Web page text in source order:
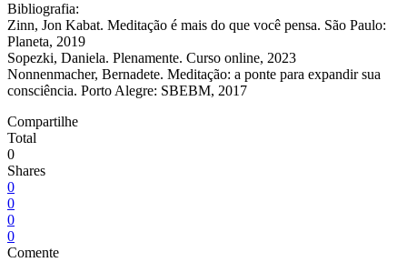
Bibliografia:
Zinn, Jon Kabat. Meditação é mais do que você pensa. São Paulo:
Planeta, 2019
Sopezki, Daniela. Plenamente. Curso online, 2023
Nonnenmacher, Bernadete. Meditação: a ponte para expandir sua
consciência. Porto Alegre: SBEBM, 2017
Compartilhe
Total
0
Shares
0
0
0
0
Comente